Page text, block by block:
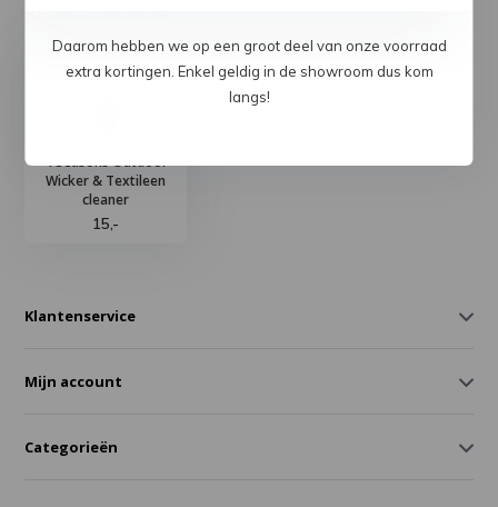
4 Seasons Outdoor
Wicker & Textileen
cleaner
15,-
Klantenservice
Mijn account
Categorieën
Daarom hebben we op een groot deel van onze voorraad
extra kortingen. Enkel geldig in de showroom dus kom
langs!